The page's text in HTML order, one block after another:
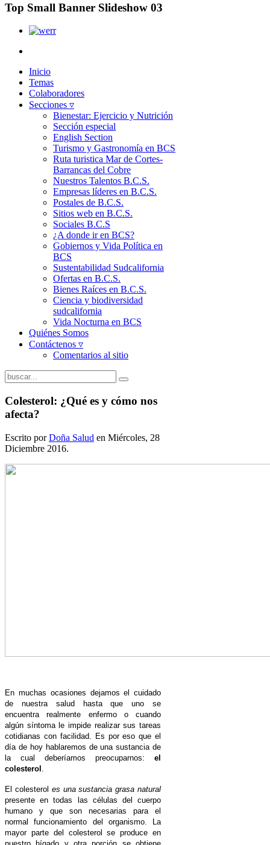
Top Small Banner Slideshow 03
Inicio
Temas
Colaboradores
Secciones ▿
Bienestar: Ejercicio y Nutrición
Sección especial
English Section
Turismo y Gastronomía en BCS
Ruta turistica Mar de Cortes-
Barrancas del Cobre
Nuestros Talentos B.C.S.
Empresas líderes en B.C.S.
Postales de B.C.S.
Sitios web en B.C.S.
Sociales B.C.S
¿A donde ir en BCS?
Gobiernos y Vida Política en
BCS
Sustentabilidad Sudcalifornia
Ofertas en B.C.S.
Bienes Raíces en B.C.S.
Ciencia y biodiversidad
sudcalifornia
Vida Nocturna en BCS
Quiénes Somos
Contáctenos ▿
Comentarios al sitio
Colesterol: ¿Qué es y cómo nos
afecta?
Escrito porDoña Salud en Miércoles, 28
Diciembre 2016.
En muchas ocasiones dejamos el cuidado
de nuestra salud hasta que uno se
encuentra realmente enfermo o cuando
algún síntoma le impide realizar sus tareas
cotidianas con facilidad. Es por eso que el
día de hoy hablaremos de una sustancia de
la cual deberíamos preocuparnos:el
colesterol
El colesterol es una sustancia grasa natural
presente en todas las células del cuerpo
humano y que son necesarias para el
normal funcionamiento del organismo. La
mayor parte del colesterol se produce en